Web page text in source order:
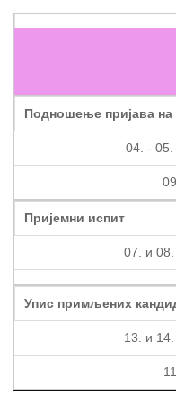
Подношење пријава на
04. - 05.
Пријемни испит
07. и
Упис примљених
13. и